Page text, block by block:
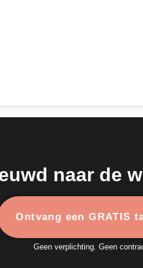
naar de
Ontvang een GRATIS
Geen verplichting. Geen